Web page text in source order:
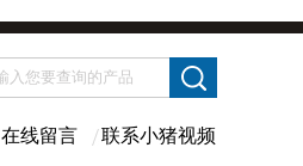
在线留言 联系小猪视频